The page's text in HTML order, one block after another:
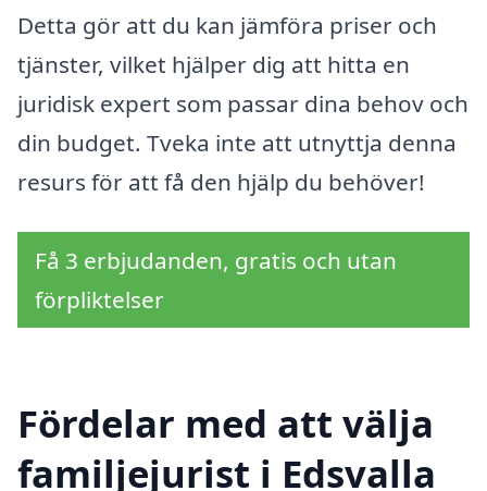
Detta gör att du kan jämföra priser och
tjänster, vilket hjälper dig att hitta en
juridisk expert som passar dina behov och
din budget. Tveka inte att utnyttja denna
resurs för att få den hjälp du behöver!
Få 3 erbjudanden, gratis och utan
förpliktelser
Fördelar med att välja
familjejurist i Edsvalla